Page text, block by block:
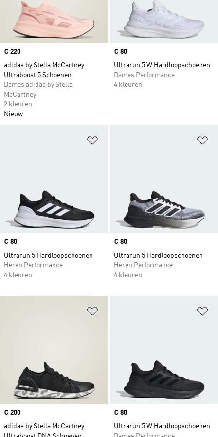
Price
€ 220
adidas by Stella McCartney
Ultraboost 5 Schoenen
Dames adidas by Stella
McCartney
2 kleuren
Nieuw
Price
€ 80
Ultrarun 5 W Hardloopschoenen
Dames Performance
4 kleuren
Price
€ 80
Ultrarun 5 Hardloopschoenen
Heren Performance
4 kleuren
Price
€ 80
Ultrarun 5 Hardloopschoenen
Heren Performance
4 kleuren
Price
€ 200
adidas by Stella McCartney
Price
€ 80
Ultrarun 5 W Hardloopschoenen